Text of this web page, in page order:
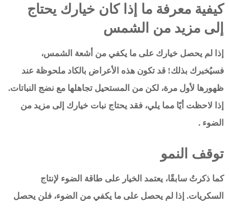
كيفية معرفة ما إذا كان خيارك يحتاج
إلى مزيد من الشمس
إذا لم يحصل خيارك على ما يكفي من أشعة الشمس،
فسيُخبرك بذلك! قد تكون هذه الأعراض بالكاد ملحوظة عند
ظهورها لأول مرة، لكن من المستحيل تجاهلها مع نضج النباتات.
إذا لاحظت أيًا مما يلي، فقد يحتاج نبات خيارك إلى مزيد من
الضوء .
توقف النمو
كما ذكرتُ سابقًا، يعتمد الخيار على طاقة الضوء لإنتاج
السكريات. إذا لم يحصل على ما يكفي من الضوء، فلن يحصل